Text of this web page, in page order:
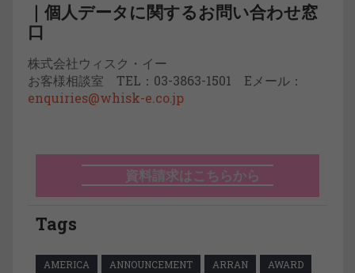
｜個人データに関するお問い合わせ窓
口
株式会社ウィスク・イー
お客様相談室 TEL：03-3863-1501 Eメール：
enquiries@whisk-e.co.jp
資料請求はこちらから
Tags
AMERICA ANNOUNCEMENT ARRAN
AWARD